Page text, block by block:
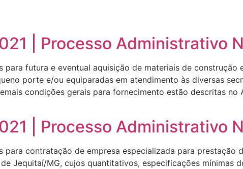
| Processo Administrativo
futura e eventual aquisição de materiais de construção
porte e/ou equiparadas em atendimento às diversas
condições gerais para fornecimento estão descritas no
| Processo Administrativo
contratação de empresa especializada para prestação
Jequitaí/MG, cujos quantitativos, especificações mínimas